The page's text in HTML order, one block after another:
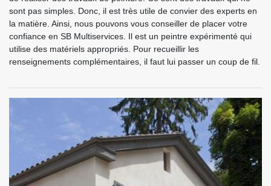
sont pas simples. Donc, il est très utile de convier des experts en
la matière. Ainsi, nous pouvons vous conseiller de placer votre
confiance en SB Multiservices. Il est un peintre expérimenté qui
utilise des matériels appropriés. Pour recueillir les
renseignements complémentaires, il faut lui passer un coup de fil.